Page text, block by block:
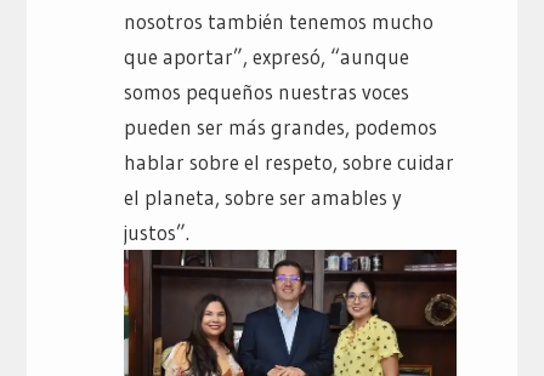
nosotros también tenemos mucho
que aportar”, expresó, “aunque
somos pequeños nuestras voces
pueden ser más grandes, podemos
hablar sobre el respeto, sobre cuidar
el planeta, sobre ser amables y
justos”.